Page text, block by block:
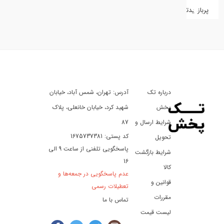
کفش
سفر
تفریح
پربازدیدترین
درباره تک
پخش
شرایط ارسال و
تحویل
شرایط بازگشت
کالا
قوانین و
مقررات
لیست قیمت
آدرس: تهران، شمس آباد، خیابان
شهید کرد، خیابان خانعلی، پلاک
87
کد پستی: 1675737381
پاسخگویی تلفنی از ساعت 9 الی
16
عدم پاسخگویی در جمعه‌ها و
تعطیلات رسمی
تماس با ما